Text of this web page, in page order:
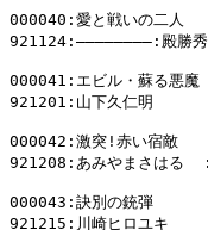
000040:愛と戦いの二人
921124:――――――――:殿
000041:エビル・蘇る悪魔
921201:山下久仁明
000042:激突!赤い宿敵
921208:あみやまさは
000043:訣別の銃弾
921215:川崎ヒロユ